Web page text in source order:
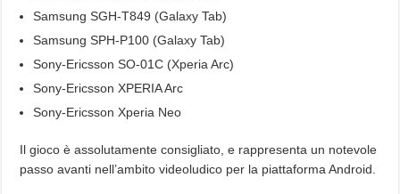
Samsung SGH-T849 (Galaxy Tab)
Samsung SPH-P100 (Galaxy Tab)
Sony-Ericsson SO-01C (Xperia Arc)
Sony-Ericsson XPERIA Arc
Sony-Ericsson Xperia Neo
Il gioco è assolutamente consigliato, e rappresenta un notevole
passo avanti nell’ambito videoludico per la piattaforma Android.